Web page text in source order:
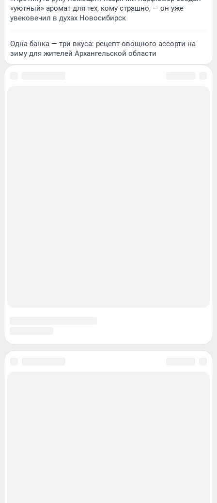
«уютный» аромат для тех, кому страшно, — он уже
увековечил в духах Новосибирск
Одна банка — три вкуса: рецепт овощного ассорти на
зиму для жителей Архангельской области